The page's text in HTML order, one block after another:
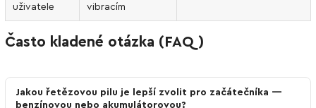
uživatele
vibracím
Často kladené otázka (FAQ)
Jakou řetězovou pilu je lepší zvolit pro začátečníka —
benzínovou nebo akumulátorovou?